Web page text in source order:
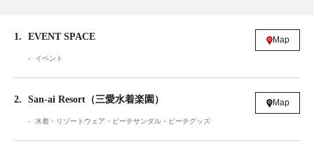
1 EVENT SPACE
イベント
Map
2 San-ai Resort（三愛水着楽園）
水着・リゾートウェア・ビーチサンダル・ビーチグッズ
Map